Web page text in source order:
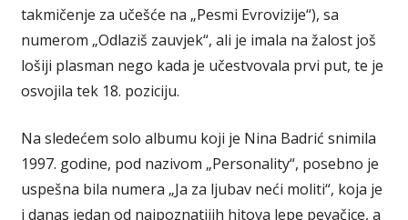
takmičenje za učešće na „Pesmi Evrovizije“), sa
numerom „Odlaziš zauvjek“, ali je imala na žalost još
lošiji plasman nego kada je učestvovala prvi put, te je
osvojila tek 18. poziciju.
Na sledećem solo albumu koji je Nina Badrić snimila
1997. godine, pod nazivom „Personality“, posebno je
uspešna bila numera „Ja za ljubav neći moliti“, koja je
i danas jedan od najpoznatijih hitova lepe pevačice, a